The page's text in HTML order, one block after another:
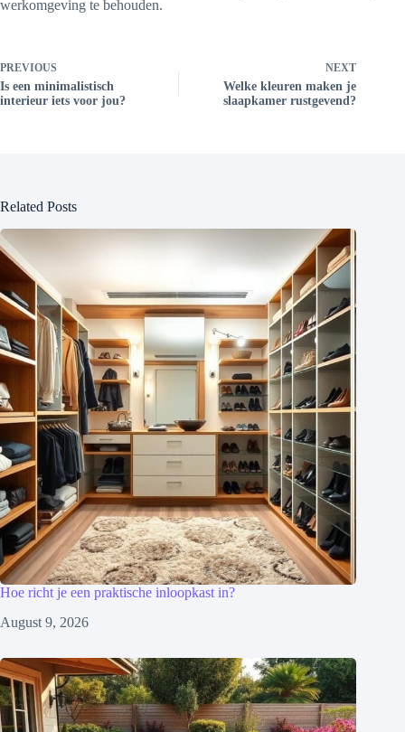
werkomgeving te behouden.
PREVIOUS
Is een minimalistisch
interieur iets voor jou?
NEXT
Welke kleuren maken je
slaapkamer rustgevend?
Related Posts
Hoe richt je een praktische inloopkast in?
August 9, 2026